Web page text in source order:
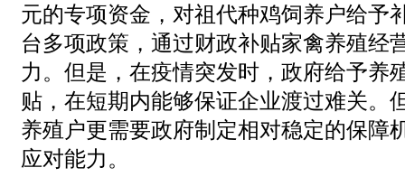
元的专项资金，对祖代种鸡饲养户给予
台多项政策，通过财政补贴家禽养殖经
力。但是，在疫情突发时，政府给予养
贴，在短期内能够保证企业渡过难关。
养殖户更需要政府制定相对稳定的保障
应对能力。